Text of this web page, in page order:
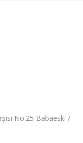
No:25 Babaeski /